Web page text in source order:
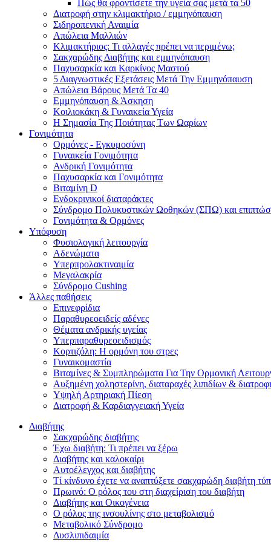
Πώς θα φροντίσετε την υγεία σας μετά τα 50
Διατροφή στην κλιμακτήριο / εμμηνόπαυση
Σιδηροπενική Αναιμία
Απώλεια Μαλλιών
Κλιμακτήριος: Τι αλλαγές πρέπει να περιμένω;
Σακχαρώδης Διαβήτης και εμμηνόπαυση
Παχυσαρκία και Καρκίνος Μαστού
5 Διαγνωστικές Εξετάσεις Μετά Την Εμμηνόπαυση
Απώλεια Βάρους Μετά Τα 40
Εμμηνόπαυση & Άσκηση
Κοιλιοκάκη & Γυναικεία Υγεία
Η Σημασία Της Ποιότητας Των Ωαρίων
Γονιμότητα
Ορμόνες - Εγκυμοσύνη
Γυναικεία Γονιμότητα
Ανδρική Γονιμότητα
Παχυσαρκία και Γονιμότητα
Βιταμίνη D
Ενδοκρινικοί διαταράκτες
Σύνδρομο Πολυκυστικών Ωοθηκών (ΣΠΩ) και
Γονιμότητα & Ορμόνες
Υπόφυση
Φυσιολογική λειτουργία
Αδενώματα
Υπερπρολακτιναιμία
Μεγαλακρία
Σύνδρομο Cushing
Άλλες παθήσεις
Επινεφρίδια
Παραθυρεοειδείς αδένες
Θέματα ανδρικής υγείας
Υπερπαραθυρεοειδισμός
Koρτιζόλη: H ορμόνη του στρες
Γυναικομαστία
Βιταμίνες & Συμπληρώματα Για Την Ορμονική
Αυξημένη χοληστερίνη, διαταραχές λιπιδίων &
Υψηλή Αρτηριακή Πίεση
Διατροφή & Καρδιαγγειακή Υγεία
Διαβήτης
Σακχαρώδης διαβήτης
Έχω διαβήτη: Τι πρέπει να ξέρω
Διαβήτης και καλοκαίρι
Αυτοέλεγχος και διαβήτης
Τί κίνδυνο έχετε να αναπτύξετε σακχαρώδη διαβήτη
Πρωινό: Ο ρόλος του στη διαχείριση του διαβήτη
Διαβήτης και Οικογένεια
Ο ρόλος της ινσουλίνης στο μεταβολισμό
Μεταβολικό Σύνδρομο
Δυσλιπιδαιμία